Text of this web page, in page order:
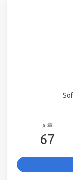
文章
67